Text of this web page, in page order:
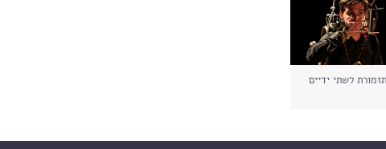
תזמורת לשתי ידיים